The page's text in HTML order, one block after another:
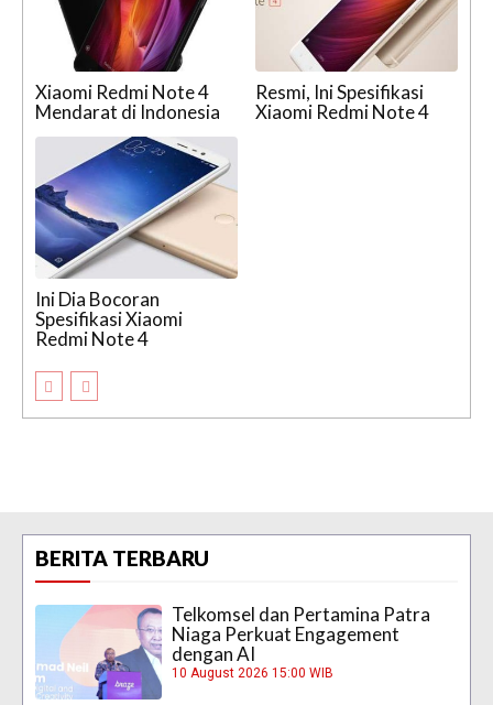
Xiaomi Redmi Note 4
Mendarat di Indonesia
Resmi, Ini Spesifikasi
Xiaomi Redmi Note 4
Ini Dia Bocoran
Spesifikasi Xiaomi
Redmi Note 4
BERITA TERBARU
Telkomsel dan Pertamina Patra
Niaga Perkuat Engagement
dengan AI
10 August 2026 15:00 WIB